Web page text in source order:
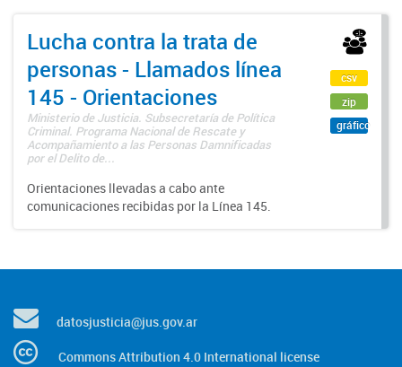
Lucha contra la trata de
personas - Llamados línea
145 - Orientaciones
Ministerio de Justicia. Subsecretaría de Política
Criminal. Programa Nacional de Rescate y
Acompañamiento a las Personas Damnificadas
por el Delito de...
Orientaciones llevadas a cabo ante
comunicaciones recibidas por la Línea 145.
csv
zip
gráfico
datosjusticia@jus.gov.ar
Commons Attribution 4.0 International license